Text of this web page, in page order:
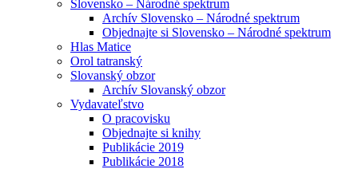
Slovensko – Národné spektrum
Archív Slovensko – Národné spektrum
Objednajte si Slovensko – Národné spektrum
Hlas Matice
Orol tatranský
Slovanský obzor
Archív Slovanský obzor
Vydavateľstvo
O pracovisku
Objednajte si knihy
Publikácie 2019
Publikácie 2018